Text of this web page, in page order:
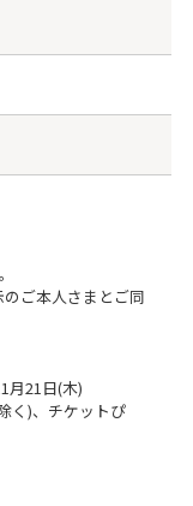
ご本人さまとご同
月21日(木)
く)、チケットぴ